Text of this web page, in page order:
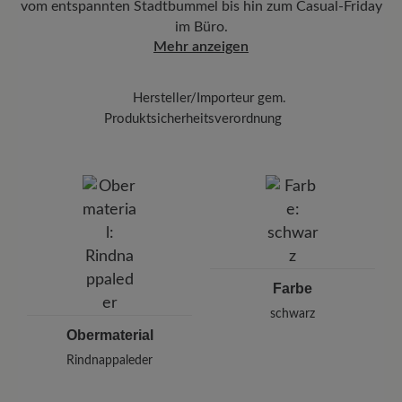
und gleichmäßig mit einem weichen Tuch auf.
Zum Abschluss schützen Sie Ihre Schuhe mit
Carbon Pro (400 ml)Halten Sie dabei
vom entspannten Stadtbummel bis hin zum Casual-Friday
im Büro.
Mehr anzeigen
Hersteller/Importeur gem.
Produktsicherheitsverordnung
Pleidelsheimer Str. 15/1, 74321 Bietigheim-Bissingen,
E-mail:
kundenbetreuung@baer-schuhe.de
Obermaterial
Rindnappaleder
Farbe
schwarz